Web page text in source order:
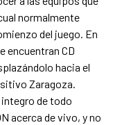
normalmente
del juego. En
encuentran CD
hacia el
Zaragoza.
de todo
acerca de vivo, y no